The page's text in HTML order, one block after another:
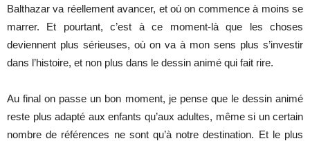
Balthazar va réellement avancer, et où on commence à moins se
marrer. Et pourtant, c’est à ce moment-là que les choses
deviennent plus sérieuses, où on va à mon sens plus s’investir
dans l’histoire, et non plus dans le dessin animé qui fait rire.
Au final on passe un bon moment, je pense que le dessin animé
reste plus adapté aux enfants qu’aux adultes, même si un certain
nombre de références ne sont qu’à notre destination. Et le plus